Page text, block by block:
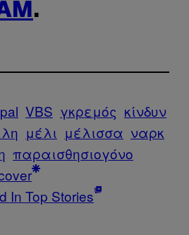
.
VBS γκρεμός κίνδυν
μέλι μέλισσα ναρκ
παραισθησιογόνο
In Top Stories